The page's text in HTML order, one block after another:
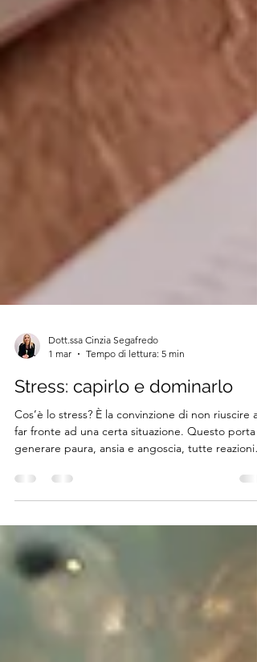
Dott.ssa Cinzia Segafredo
1 mar
Tempo di lettura: 5 min
Stress: capirlo e dominarlo
Cos’è lo stress? È la convinzione di non riuscire a
generare paura, ansia e angoscia, tutte reazioni
emotive diverse tra loro...